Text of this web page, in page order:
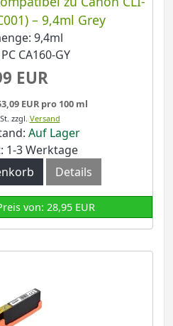
– 9,4ml Grey
9,4ml
CA160-GY
EUR
EUR pro 100 ml
zzgl. Versand
Auf Lager
1-3 Werktage
Details
von: 28,95 EUR